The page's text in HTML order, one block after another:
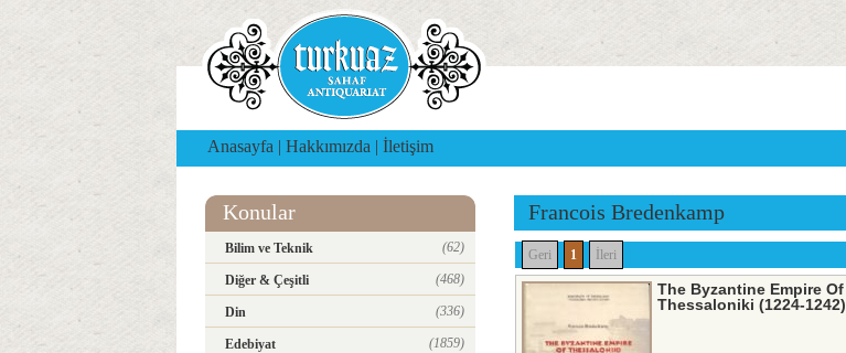
Anasayfa | Hakkımızda | İletişim
Konular
Bilim ve Teknik (62)
Diğer & Çeşitli (468)
Din (336)
Edebiyat (1859)
Francois Bredenkamp
Geri 1 İleri
The Byzantine Empire Of
Thessaloniki (1224-1242)